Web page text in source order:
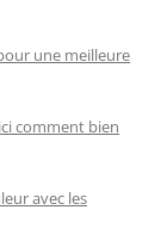
une meilleure
comment bien
avec les